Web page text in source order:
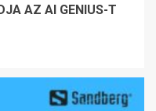
AZ AI GENIUS-T